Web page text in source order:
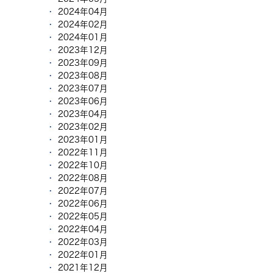
2024年04月
2024年02月
2024年01月
2023年12月
2023年09月
2023年08月
2023年07月
2023年06月
2023年04月
2023年02月
2023年01月
2022年11月
2022年10月
2022年08月
2022年07月
2022年06月
2022年05月
2022年04月
2022年03月
2022年01月
2021年12月